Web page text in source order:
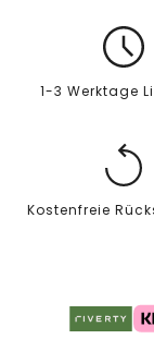
1-3 Werktage
Kostenfreie